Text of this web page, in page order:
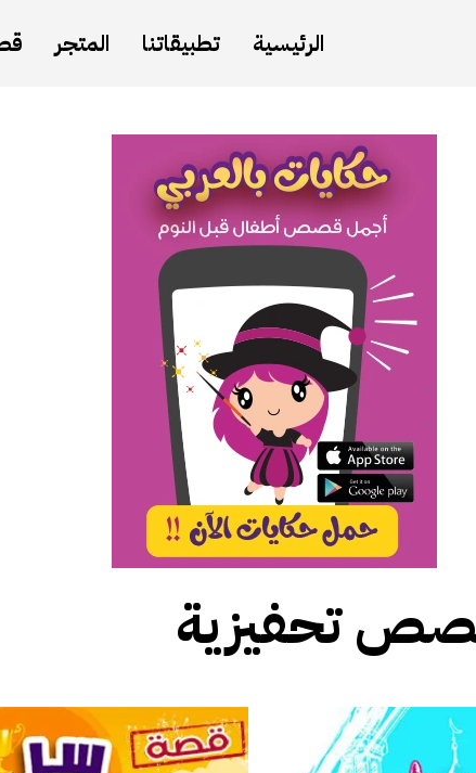
الرئيسية تطبيقاتنا المتجر
تحفيزية